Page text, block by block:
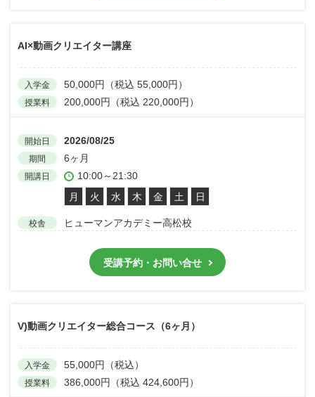
AI×動画クリエイター講座
入学金 50,000円（税込 55,000円）
授業料 200,000円（税込 220,000円）
開始日 2026/08/25
期間 6ヶ月
開講日
10:00～21:30
月
火 水 木 金 土 日
校舎 ヒューマンアカデミー高松校
受講予約・お問い合せ
V)動画クリエイター総合コース（6ヶ月）
入学金 55,000円（税込）
授業料 386,000円（税込 424,600円）